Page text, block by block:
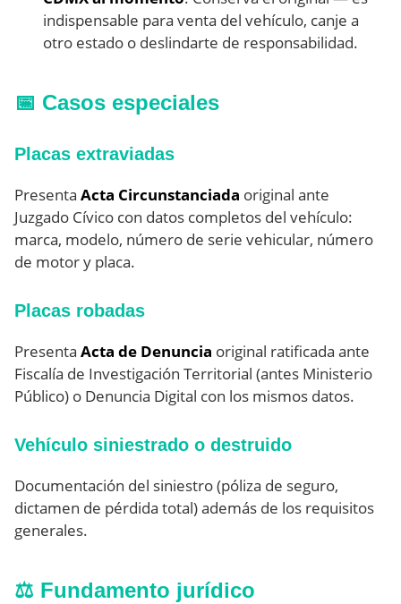
indispensable para venta del vehículo, canje a
otro estado o deslindarte de responsabilidad.
📅 Casos especiales
Placas extraviadas
Presenta Acta Circunstanciada original ante
Juzgado Cívico con datos completos del vehículo:
marca, modelo, número de serie vehicular, número
de motor y placa.
Placas robadas
Presenta Acta de Denuncia original ratificada ante
Fiscalía de Investigación Territorial (antes Ministerio
Público) o Denuncia Digital con los mismos datos.
Vehículo siniestrado o destruido
Documentación del siniestro (póliza de seguro,
dictamen de pérdida total) además de los requisitos
generales.
⚖️ Fundamento jurídico